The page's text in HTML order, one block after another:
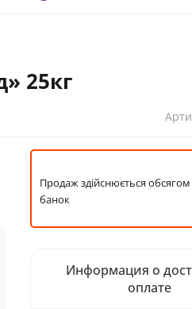
25кг
Продаж здійснюється
банок
Информация о
оплате